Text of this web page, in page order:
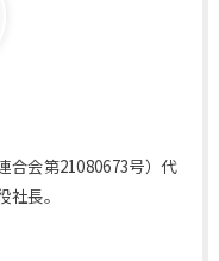
合会第21080673号）代
長。